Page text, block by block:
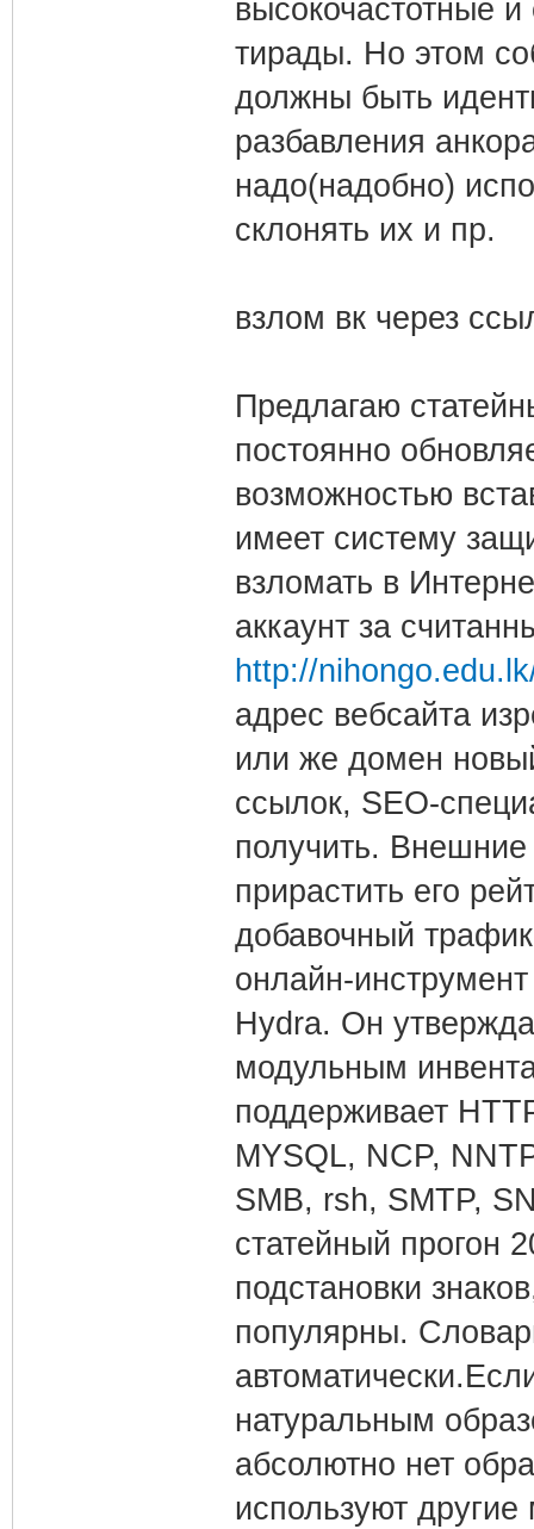
высокочастотные и
тирады. Но этом
должны быть
разбавления
надо(надобно)
склонять их и пр.
взлом вк через
Предлагаю
постоянно
возможностью
имеет систему
взломать в
аккаунт за
http://
адрес вебсайта
или же домен
ссылок, SEO-
получить.
прирастить его
добавочный
онлайн-
Hydra. Он
модульным
поддерживает
MYSQL, NCP,
SMB, rsh, SMTP,
статейный прогон
подстановки
популярны.
натуральным
абсолютно нет
используют